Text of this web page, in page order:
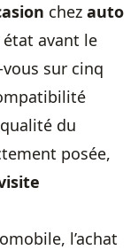
chez auto
avant le
sur cinq
du
posée,
, l’achat